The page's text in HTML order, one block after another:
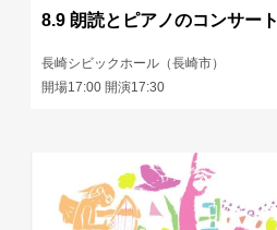
8.9 朗読とピアノのコンサート
長崎シビックホール（長崎市）
開場17:00 開演17:30